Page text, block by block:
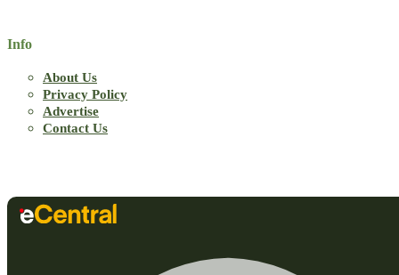
Info
About Us
Privacy Policy
Advertise
Contact Us